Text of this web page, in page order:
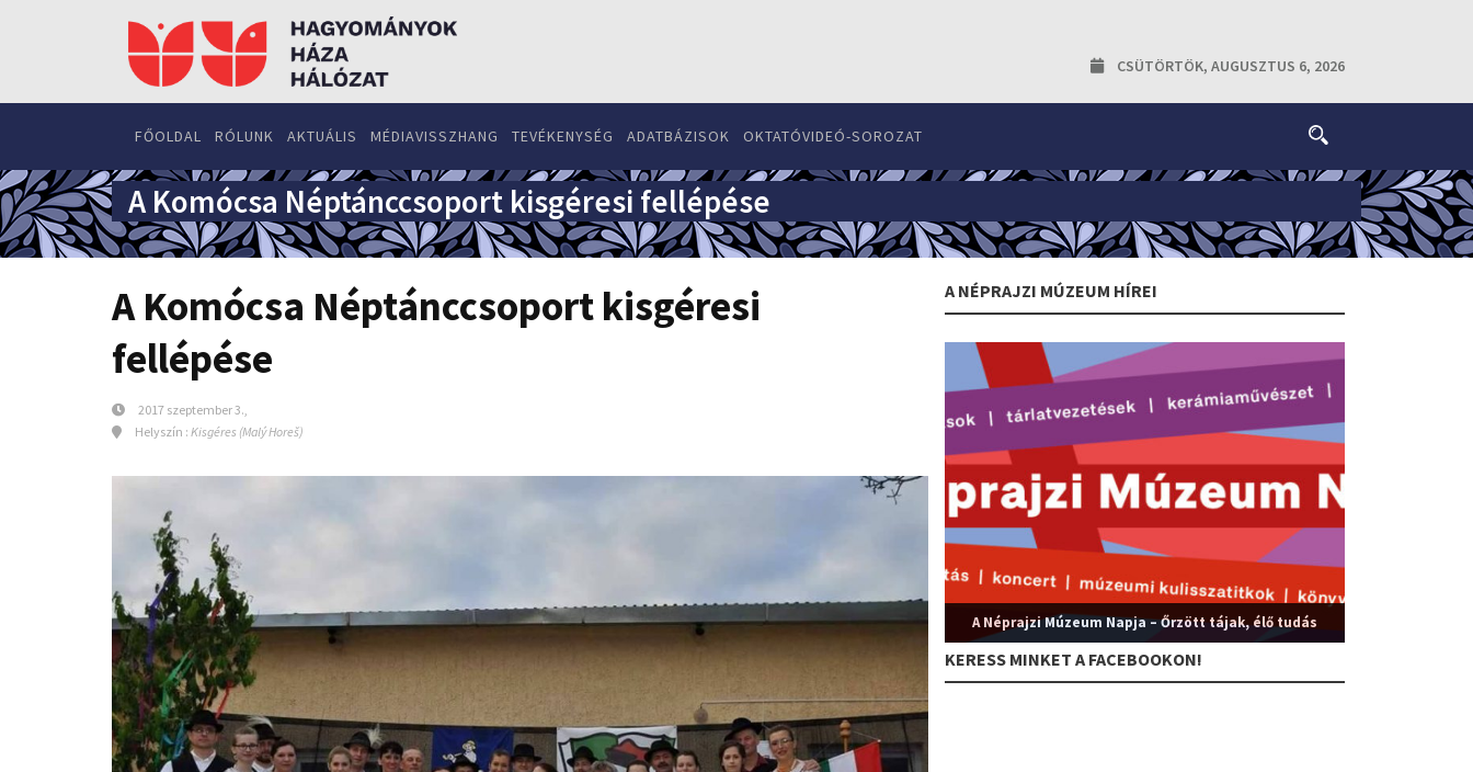
CSÜTÖRTÖK, AUGUSZTUS 6, 2026
FŐOLDAL RÓLUNK AKTUÁLIS MÉDIAVISSZHANG TEVÉKENYSÉG ADATBÁZISOK OKTATÓVIDEÓ-SOROZAT
A Komócsa Néptánccsoport kisgéresi fellépése
A Komócsa Néptánccsoport kisgéresi
fellépése
2017 szeptember 3.,
Helyszín : Kisgéres (Malý Horeš)
A NÉPRAJZI MÚZEUM HÍREI
A Néprajzi Múzeum Napja – Őrzött tájak, élő tudás
KERESS MINKET A FACEBOOKON!